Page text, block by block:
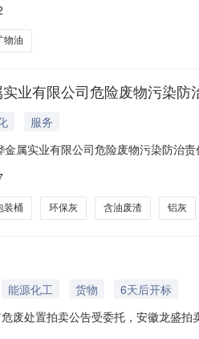
默认为已认同标的现状。（三）招
物油
业有限公司危险废物污染防
服务
属实业有限公司危险废物污染防治
统一危险废物污染环境的防治，坚
污染环境防治工作的
装桶 环保灰 含油废渣 铝灰
能源化工 货物
6天后开标
废处置拍卖公告受委托，安徽龙盛